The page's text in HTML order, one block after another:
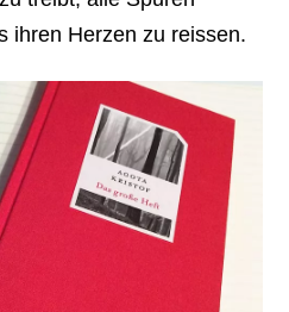
ihren Herzen zu reissen.